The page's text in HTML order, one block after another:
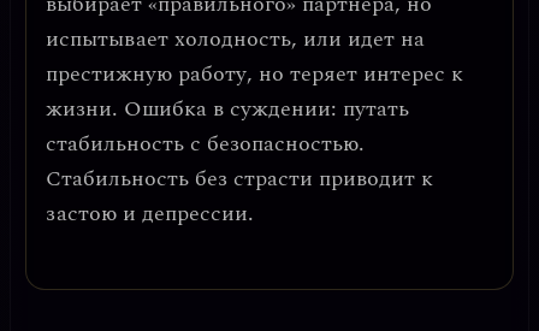
испытывает холодность, или идет на
престижную работу, но теряет интерес к
жизни. Ошибка в суждении: путать
стабильность с безопасностью.
Стабильность без страсти приводит к
застою и депрессии.